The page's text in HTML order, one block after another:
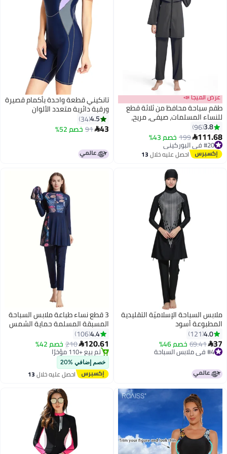
عرض الميجا 📣
طقم سباحة محافظ من ثلاثة قطع
للنساء المسلمات، صيفي، مريح،
مضاد للأشعة فوق البنفسجية،
بأكمام طويلة وسحّاب، ملابس
شاطئية خفيفة الوزن...
3.8
96
111.68
199خصم 43% #20 في البوركيني
أقل سعر في 30 يوم
توصيل مجاني
باقي 1 وحدات في المخزون
احصل عليه خلال13
اغسطس
تانكيني قطعة واحدة بأكمام قصيرة
ورقبة دائرية متعدد الألوان
4.5
34
43
91خصم 52%
ملابس السباحة الإسلاميّة التقليدية
المطبوعة أسود
4.0
121
37
69.41خصم 46% #4 في ملابس السباحة
تم بيع +30 مؤخرًا
3 قطع نساء طباعة ملابس السباحة
المسبقة المسلمة حماية الشمس
حماية ملابس السباحة سراويل
السباحة كاب السيدات شاطئ البحر
تنورة بيكيني لباس الملابس العربية
4.4
106
120.61
210خصم 42%
#8 في البوركيني
توصيل مجاني
تم بيع +110 مؤخرًا
#8 في البوركيني
خصم إضافي %20
احصل عليه خلال13
اغسطس